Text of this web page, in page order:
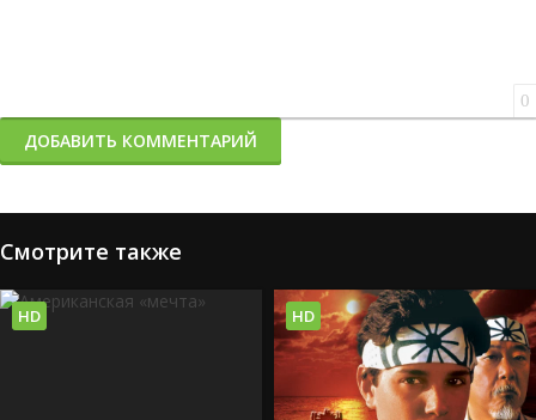
0
ДОБАВИТЬ КОММЕНТАРИЙ
Смотрите также
HD HD